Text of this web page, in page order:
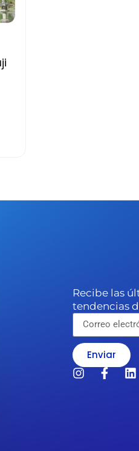
Recibe las
tendencias
Enviar